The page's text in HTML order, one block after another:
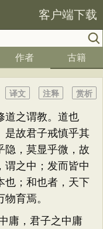
客户端下载
作者 古籍
赏析
注释
译文
之谓教。道也
是故君子戒慎乎其
隐，莫显乎微，故
谓之中；发而皆中
也；和也者，天下
育焉。
庸，君子之中庸